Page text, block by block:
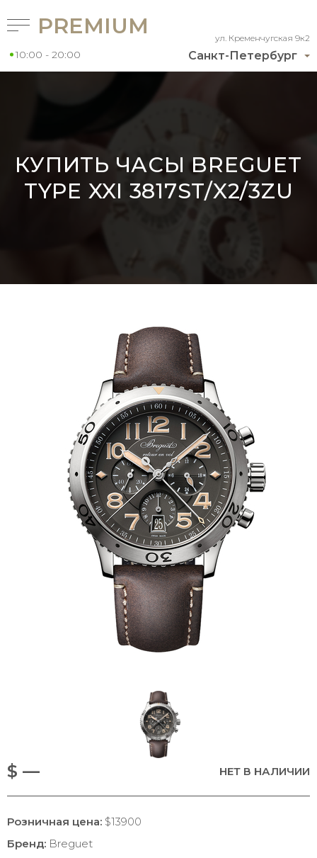
Санкт-Петербург
ул. Кременчугская 9к2
PREMIUM
10:00 - 20:00
КУПИТЬ ЧАСЫ BREGUET
TYPE XXI 3817ST/X2/3ZU
$ — НЕТ В НАЛИЧИИ
Розничная цена: $13900
Бренд: Breguet